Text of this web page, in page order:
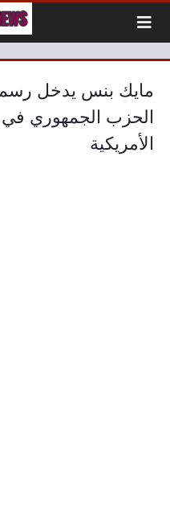
مايك بنس يدخل
الحزب الجمهوري في
الأمريكية